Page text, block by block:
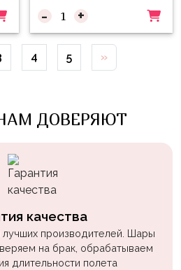
- +
4 5 »
ДОВЕРЯЮТ
качества
производителей. Шары
на брак, обрабатываем
длительности полета